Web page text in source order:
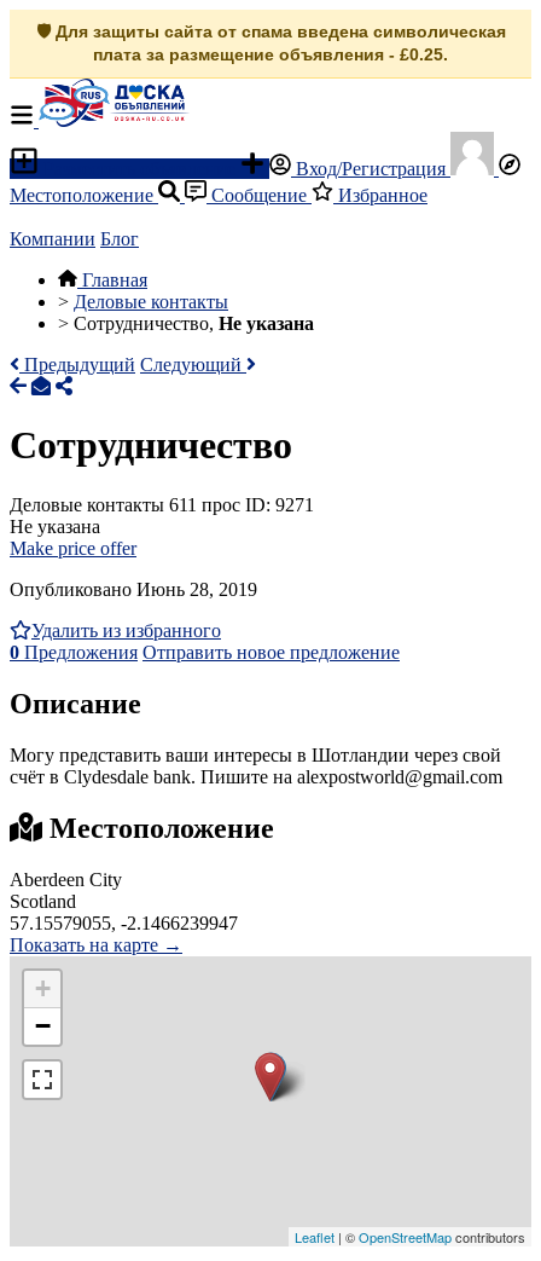
🛡️ Для защиты сайта от спама введена символическая
плата за размещение объявления - £0.25.
Вход/Регистрация
Местоположение
Сообщение Избранное
Компании Блог
Главная
> Деловые контакты
> Сотрудничество, Не указана
Предыдущий Следующий
Сотрудничество
Деловые контакты 611 прос ID: 9271
Не указана
Make price offer
Опубликовано Июнь 28, 2019
Удалить из избранного
0 Предложения Отправить новое предложение
Описание
Могу представить ваши интересы в Шотландии через свой
счёт в Clydesdale bank. Пишите на alexpostworld@gmail.com
Местоположение
Aberdeen City
Scotland
57.15579055, -2.1466239947
Показать на карте →
+
−
Leaflet | ©OpenStreetMapcontributors